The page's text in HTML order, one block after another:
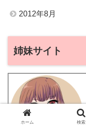
2012年8月
姉妹サイト
ホーム 検索